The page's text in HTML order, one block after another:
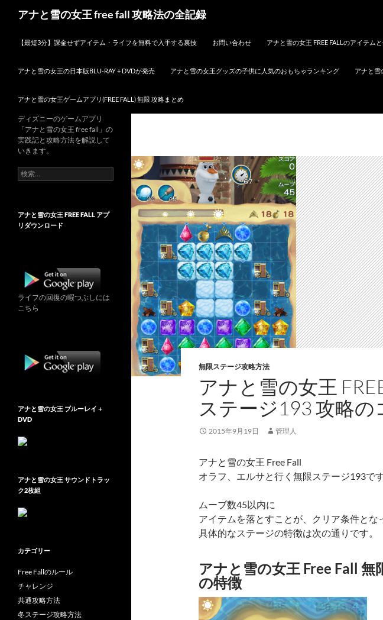
アナと雪の女王 free fall 攻略法の全記録
【最短3分】課金せずアイテム・ライフを無料で入手する裏技
お問い合わせ アナと雪の女王 FREE FALLのアイテム
アナと雪の女王の日本版BLU-RAY + DVDが発売 アナと雪の女王グッズの子供に人気のおもちゃランキング アナと雪
アナと雪の女王ゲームアプリ(FREE FALL) 無限 攻略まとめ
無限ステージ攻略方法
アナと雪の女王
ステージ193 攻略の
2015年9月19日 管理人
アナと雪の女王 Free Fall
オラフ、エルサと行く無限ステージ193です
ムーブ数45以内に
アイテムを落とすことが、クリア条件とな
具体的なステージの特徴は次の通りです。
アナと雪の女王 Free Fall 無
の特徴
ディズニーのゲームアプリ
「アナと雪の女王 free fall」の
実践記と攻略方法を解説して
いきます。
検
索:
アナと雪の女王 FREE FALL アプ
リダウンロード
ライフの回復の暇つぶしには
こちら
アナと雪の女王 ブルーレイ＋
DVD
アナと雪の女王 サウンドトラッ
ク2枚組
カテゴリー
Free Fallのルール
チャレンジ
共通攻略方法
冬ステージ攻略方法